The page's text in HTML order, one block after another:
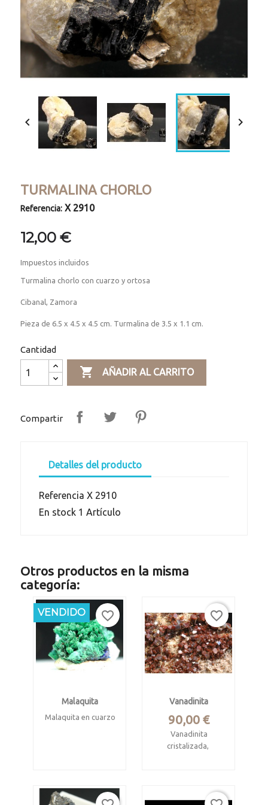
 
TURMALINA CHORLO
Referencia: X 2910
12,00 €
Impuestos incluidos
Turmalina chorlo con cuarzo y ortosa
Cibanal, Zamora
Pieza de 6.5 x 4.5 x 4.5 cm. Turmalina de 3.5 x 1.1 cm.
Cantidad
 AÑADIR AL CARRITO
Compartir
Detalles del producto
Referencia X 2910
En stock 1 Artículo
Otros productos en la misma
categoría:
Malaquita
Malaquita en cuarzo
NUEVO
VENDIDO favorite_border
Vanadinita
Precio
90,00 €
Vanadinita
cristalizada,
Midelt, Marruecos.
favorite_border